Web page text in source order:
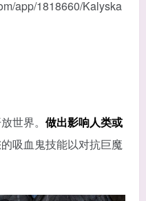
app/1818660/Kalyska
世界。 做出影响人类或
的吸血鬼技能以对抗巨魔